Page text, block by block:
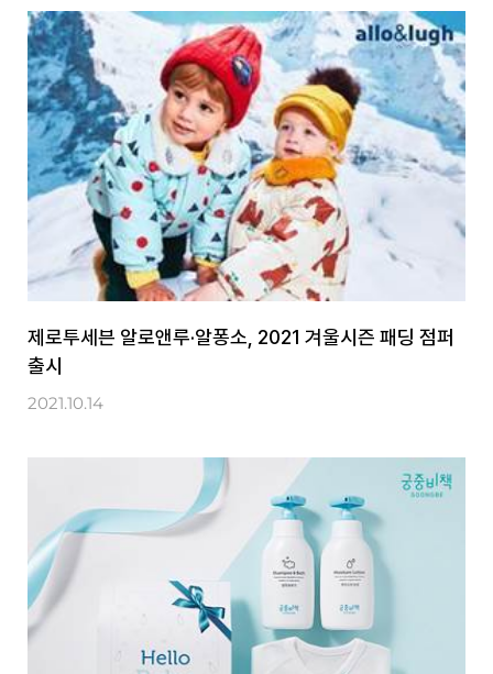
제로투세븐 알로앤루·알퐁소, 2021 겨울시즌 패딩 점퍼
출시
2021.10.14